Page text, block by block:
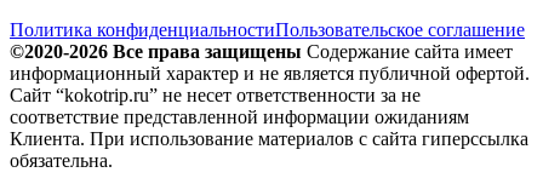
Политика конфиденциальностиПользовательское соглашение
©2020-2026 Все права защищены Содержание сайта имеет
информационный характер и не является публичной офертой.
Сайт “kokotrip.ru” не несет ответственности за не
соответствие представленной информации ожиданиям
Клиента. При использование материалов с сайта гиперссылка
обязательна.